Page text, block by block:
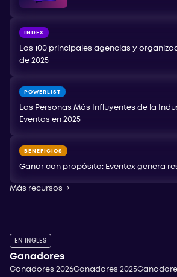
INDEX
Las 100 principales agencias y
de 2025
POWERLIST
Las Personas Más Influyentes de la
Eventos en 2025
BENEFICIOS
Ganar con propósito: Eventex genera
Más recursos →
EN INGLÉS
Ganadores
Ganadores 2026Ganadores 2025